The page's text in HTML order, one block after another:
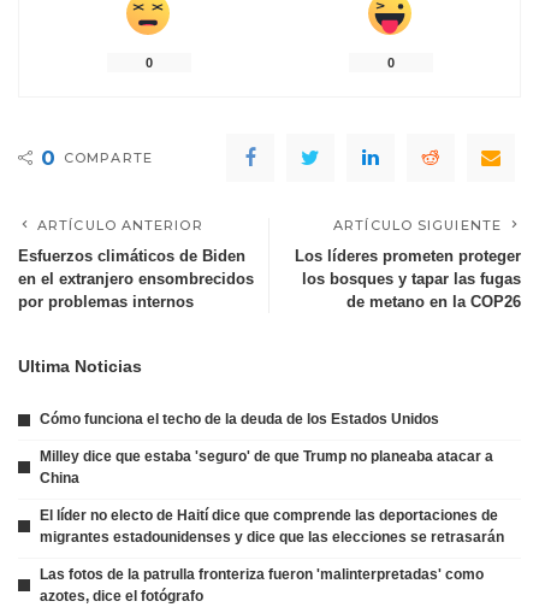
0 0
0 COMPARTE
ARTÍCULO ANTERIOR
Esfuerzos climáticos de Biden
en el extranjero ensombrecidos
por problemas internos
ARTÍCULO SIGUIENTE
Los líderes prometen proteger
los bosques y tapar las fugas
de metano en la COP26
Ultima Noticias
Cómo funciona el techo de la deuda de los Estados Unidos
Milley dice que estaba 'seguro' de que Trump no planeaba atacar a
China
El líder no electo de Haití dice que comprende las deportaciones de
migrantes estadounidenses y dice que las elecciones se retrasarán
Las fotos de la patrulla fronteriza fueron 'malinterpretadas' como
azotes, dice el fotógrafo